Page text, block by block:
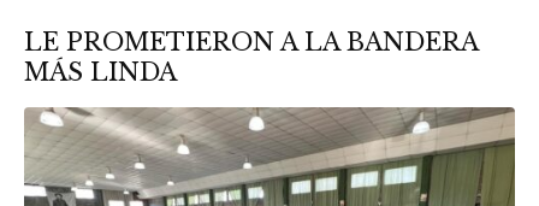
LE PROMETIERON A LA BANDERA
MÁS LINDA